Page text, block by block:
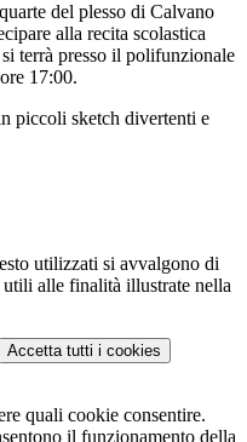
del plesso di Calvano
alla recita scolastica
terrà presso il polifunzionale
17:00.
piccoli sketch divertenti e
utilizzati si avvalgono di
alle finalità illustrate nella
Accetta tutti i cookies
quali cookie consentire.
il funzionamento della